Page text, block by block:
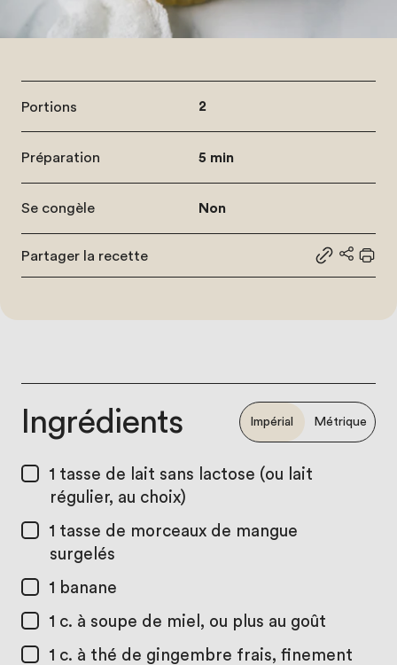
Portions 2
Préparation 5 min
Se congèle Non
Partager la recette
Partager
Ingrédients Impérial Métrique
1 tasse de lait sans lactose (ou lait
régulier, au choix)
1 tasse de morceaux de mangue
surgelés
1 banane
1 c. à soupe de miel, ou plus au goût
1 c. à thé de gingembre frais, finement